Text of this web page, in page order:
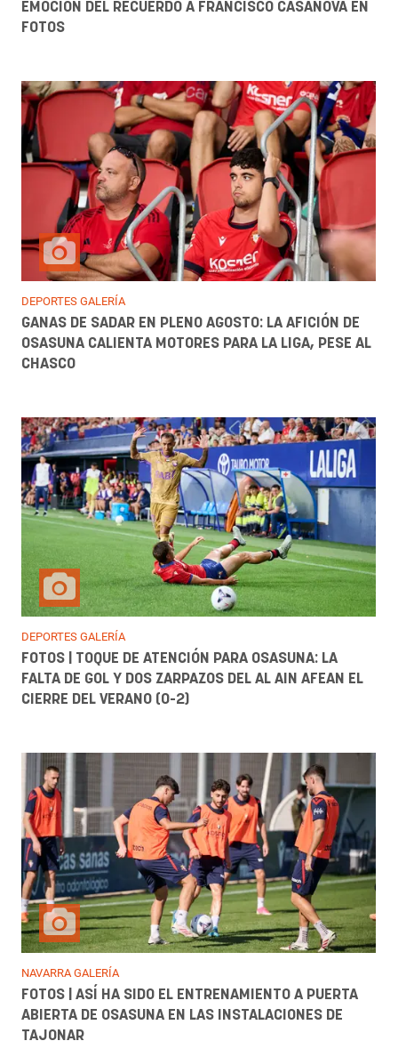
EMOCIÓN DEL RECUERDO A FRANCISCO CASANOVA EN
FOTOS
DEPORTES GALERÍA
GANAS DE SADAR EN PLENO AGOSTO: LA AFICIÓN DE
OSASUNA CALIENTA MOTORES PARA LA LIGA, PESE AL
CHASCO
DEPORTES GALERÍA
FOTOS | TOQUE DE ATENCIÓN PARA OSASUNA: LA
FALTA DE GOL Y DOS ZARPAZOS DEL AL AIN AFEAN EL
CIERRE DEL VERANO (0-2)
NAVARRA GALERÍA
FOTOS | ASÍ HA SIDO EL ENTRENAMIENTO A PUERTA
ABIERTA DE OSASUNA EN LAS INSTALACIONES DE
TAJONAR